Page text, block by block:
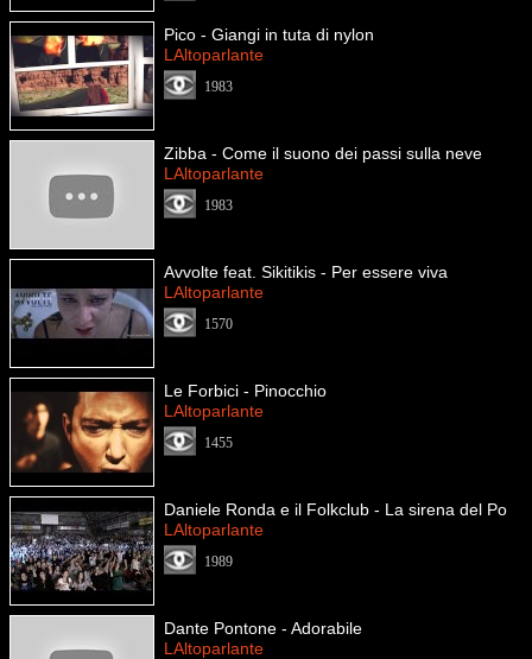
Pico - Giangi in tuta di nylon
LAltoparlante
1983
Zibba - Come il suono dei passi sulla neve
LAltoparlante
1983
Avvolte feat. Sikitikis - Per essere viva
LAltoparlante
1570
Le Forbici - Pinocchio
LAltoparlante
1455
Daniele Ronda e il Folkclub - La sirena del Po
LAltoparlante
1989
Dante Pontone - Adorabile
LAltoparlante